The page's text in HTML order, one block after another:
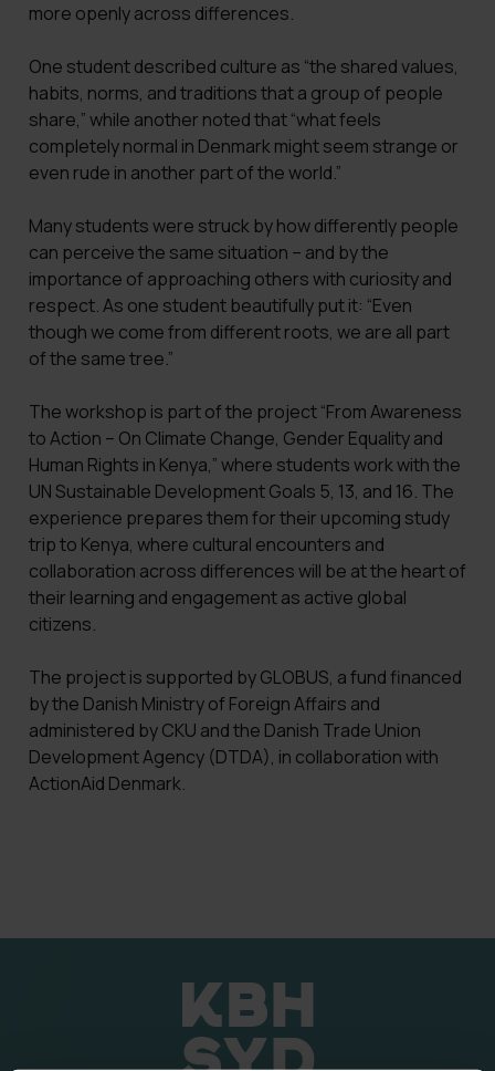
more openly across differences.
One student described culture as “the shared values,
habits, norms, and traditions that a group of people
share,” while another noted that “what feels
completely normal in Denmark might seem strange or
even rude in another part of the world.”
Many students were struck by how differently people
can perceive the same situation – and by the
importance of approaching others with curiosity and
respect. As one student beautifully put it: “Even
though we come from different roots, we are all part
of the same tree.”
The workshop is part of the project “From Awareness
to Action – On Climate Change, Gender Equality and
Human Rights in Kenya,” where students work with the
UN Sustainable Development Goals 5, 13, and 16. The
experience prepares them for their upcoming study
trip to Kenya, where cultural encounters and
collaboration across differences will be at the heart of
their learning and engagement as active global
citizens.
The project is supported by GLOBUS, a fund financed
by the Danish Ministry of Foreign Affairs and
administered by CKU and the Danish Trade Union
Development Agency (DTDA), in collaboration with
ActionAid Denmark.